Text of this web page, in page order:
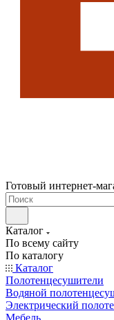
Готовый интернет-
Каталог
По всему сайту
По каталогу
Каталог
Полотенцесушители
Водяной
Электрический
Мебель